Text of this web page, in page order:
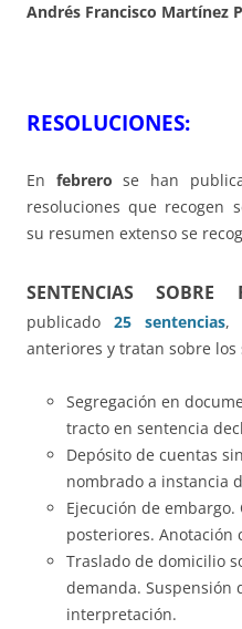
Andrés Francisco Martínez
RESOLUCIONES:
En febrerose han
resoluciones que recogen
su resumen extenso se
SENTENCIAS SOBRE
publicado 25 sentencias,
anteriores y tratan sobre los
Segregación en
tracto en sentencia
Depósito de cuentas
nombrado a instancia
Ejecución de embargo.
posteriores. Anotación
Traslado de domicilio
demanda. Suspensión
interpretación.